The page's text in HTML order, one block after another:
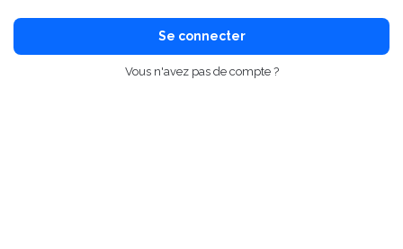
Se connecter
Vous n'avez pas de compte ?